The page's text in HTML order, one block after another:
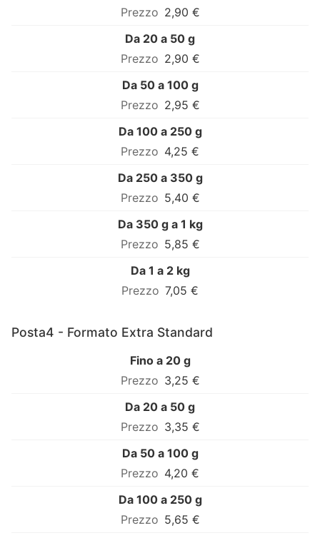
2,90 €
Da 20 a 50 g
2,90 €
Da 50 a 100 g
2,95 €
Da 100 a 250 g
4,25 €
Da 250 a 350 g
5,40 €
Da 350 g a 1 kg
5,85 €
Da 1 a 2 kg
7,05 €
Posta4 - Formato Extra Standard
Fino a 20 g
3,25 €
Da 20 a 50 g
3,35 €
Da 50 a 100 g
4,20 €
Da 100 a 250 g
5,65 €